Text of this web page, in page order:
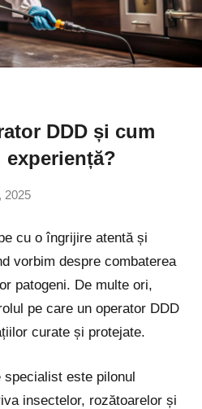
DDD și cum
2025
cu o îngrijire atentă și
vorbim despre combaterea
patogeni. De multe ori,
pe care un operator DDD
curate și protejate.
este pilonul
insectelor, rozătoarelor și